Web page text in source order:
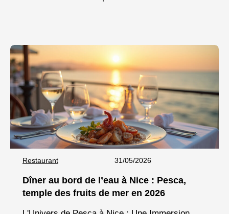
Restaurant 31/05/2026
Dîner au bord de l’eau à Nice : Pesca,
temple des fruits de mer en 2026